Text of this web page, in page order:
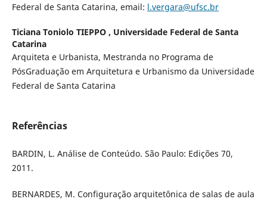
Federal de Santa Catarina, email: l.vergara@ufsc.br
Ticiana Toniolo TIEPPO , Universidade Federal de Santa
Catarina
Arquiteta e Urbanista, Mestranda no Programa de
PósGraduação em Arquitetura e Urbanismo da Universidade
Federal de Santa Catarina
Referências
BARDIN, L. Análise de Conteúdo. São Paulo: Edições 70,
2011.
BERNARDES, M. Configuração arquitetônica de salas de aula